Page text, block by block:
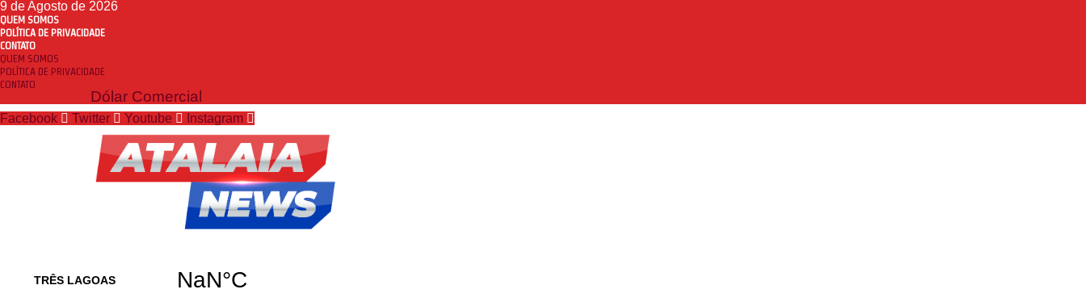
9 de Agosto de 2026
QUEM SOMOS
POLÍTICA DE PRIVACIDADE
CONTATO
QUEM SOMOS
POLÍTICA DE PRIVACIDADE
CONTATO
Dólar Comercial
Facebook Twitter Youtube Instagram